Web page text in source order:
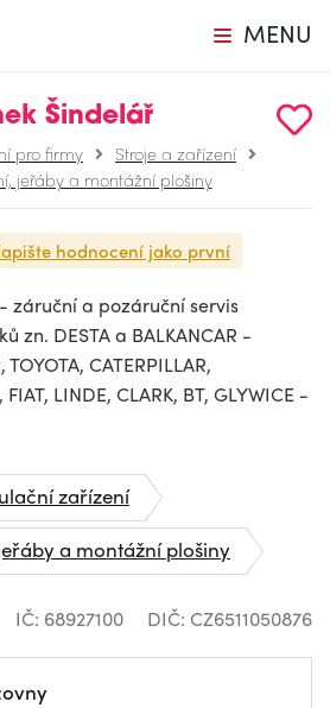
MENU
Šindelář
pro firmy
Stroje a zařízení
jeřáby a montážní plošiny
hodnocení jako první
- záruční a pozáruční servis
zn. DESTA a BALKANCAR -
CATERPILLAR,
LINDE, CLARK, BT, GLYWICE -
zařízení
a montážní plošiny
IČ: 68927100 DIČ: CZ6511050876